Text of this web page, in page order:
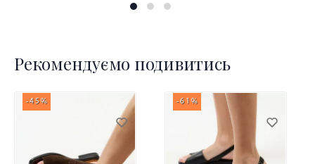
Рекомендуємо подивитись
-45% -61%